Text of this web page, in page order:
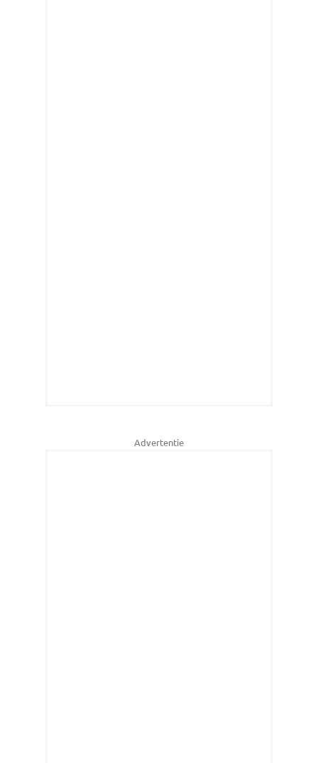
Advertentie